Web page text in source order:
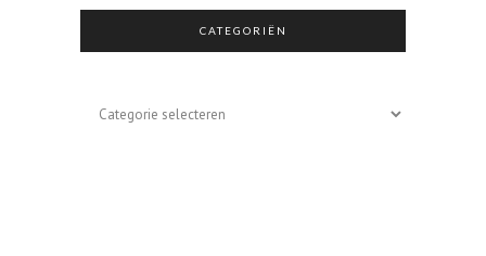
CATEGORIËN
Categoriën